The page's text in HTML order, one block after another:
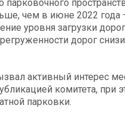
парковочного
чем в июне 2022 года
уровня загрузки
дорог
активный интерес
комитета, при
парковки.